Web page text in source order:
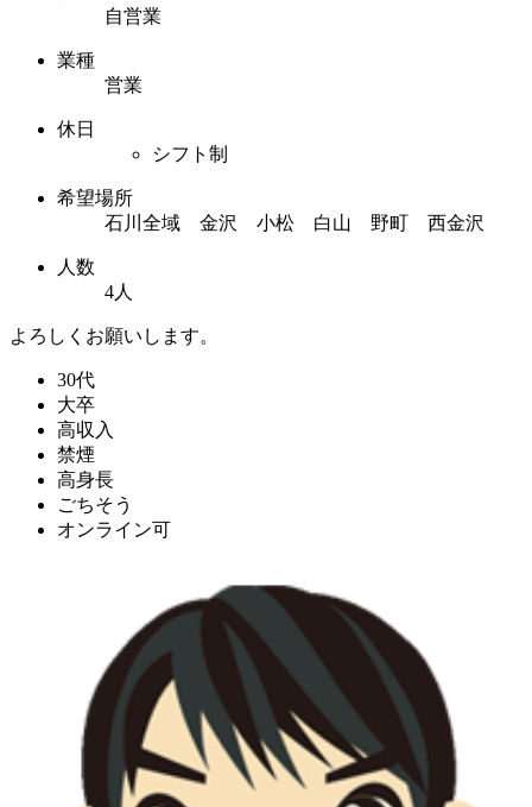
自営業
業種
営業
休日
シフト制
希望場所
石川全域 金沢 小松 白山 野町 西金沢
人数
4人
よろしくお願いします。
30代
大卒
高収入
禁煙
高身長
ごちそう
オンライン可